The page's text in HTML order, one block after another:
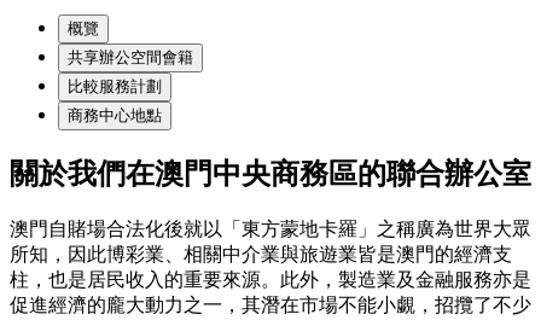
概覽
共享辦公空間會籍
比較服務計劃
商務中心地點
關於我們在澳門中央商務區的聯合辦公室
澳門自賭場合法化後就以「東方蒙地卡羅」之稱廣為世界大眾
所知，因此博彩業、相關中介業與旅遊業皆是澳門的經濟支
柱，也是居民收入的重要來源。此外，製造業及金融服務亦是
促進經濟的龐大動力之一，其潛在市場不能小覷，招攬了不少